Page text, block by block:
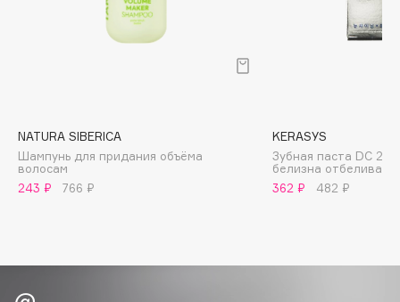
Boadicea The Victorious
Brunello Cucinelli
Bvlgari
by TERRY
NATURA SIBERICA
Шампунь для придания объёма
волосам
243 ₽
766 ₽
KERASYS
Зубная паста DC
белизна
362 ₽
482 ₽